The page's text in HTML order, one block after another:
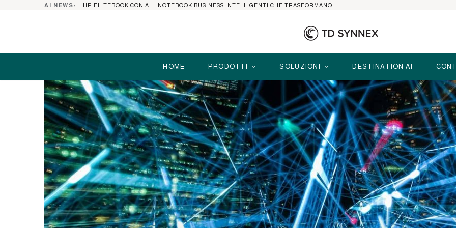
AI NEWS:
HOME PRODOTTI SOLUZIONI DESTINATION AI